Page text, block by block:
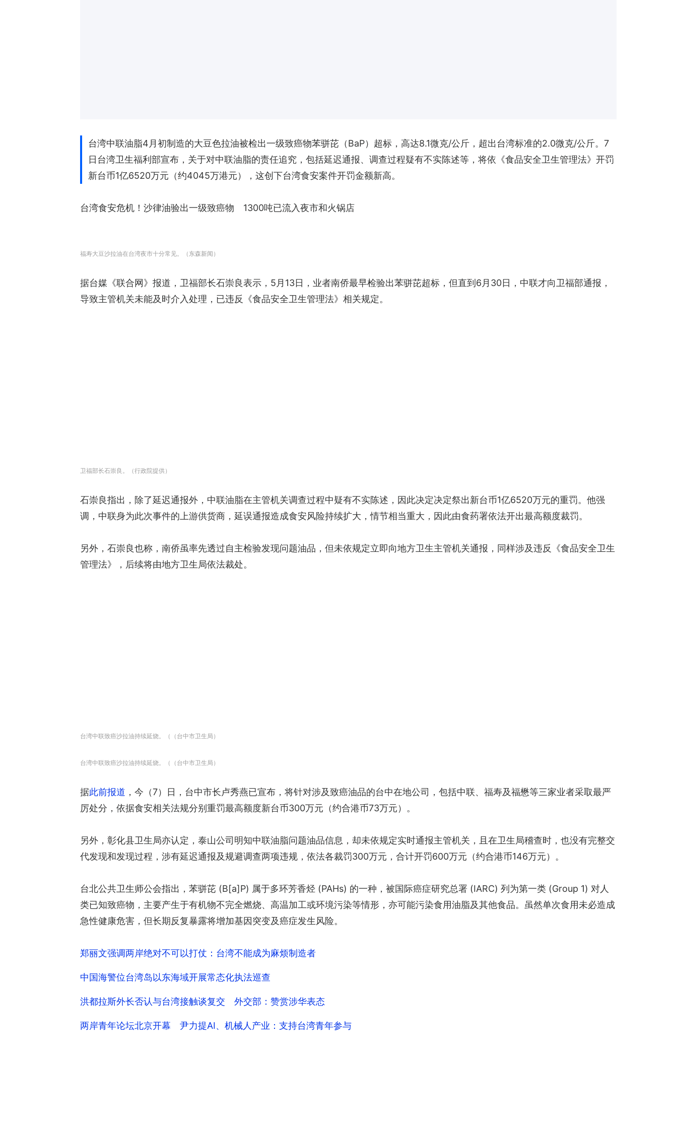
台湾中联油脂4月初制造的大豆色拉油被检出一级致癌物苯骈芘（BaP）超标，高达8.1微克/公斤，超出台湾标准的2.0微克/公斤。7
日台湾卫生福利部宣布，关于对中联油脂的责任追究，包括延迟通报、调查过程疑有不实陈述等，将依《食品安全卫生管理法》开罚
新台币1亿6520万元（约4045万港元），这创下台湾食安案件开罚金额新高。
台湾食安危机！沙律油验出一级致癌物　1300吨已流入夜市和火锅店
福寿大豆沙拉油在台湾夜市十分常见。（东森新闻）
据台媒《联合网》报道，卫福部长石崇良表示，5月13日，业者南侨最早检验出苯骈芘超标，但直到6月30日，中联才向卫福部通报，
导致主管机关未能及时介入处理，已违反《食品安全卫生管理法》相关规定。
卫福部长石崇良。（行政院提供）
石崇良指出，除了延迟通报外，中联油脂在主管机关调查过程中疑有不实陈述，因此决定决定祭出新台币1亿6520万元的重罚。他强
调，中联身为此次事件的上游供货商，延误通报造成食安风险持续扩大，情节相当重大，因此由食药署依法开出最高额度裁罚。
另外，石崇良也称，南侨虽率先透过自主检验发现问题油品，但未依规定立即向地方卫生主管机关通报，同样涉及违反《食品安全卫生
管理法》，后续将由地方卫生局依法裁处。
台湾中联致癌沙拉油持续延烧。（（台中市卫生局）
台湾中联致癌沙拉油持续延烧。（（台中市卫生局）
据此前报道 ，今（7）日，台中市长卢秀燕已宣布，将针对涉及致癌油品的台中在地公司，包括中联、福寿及福懋等三家业者采取最严
厉处分，依据食安相关法规分别重罚最高额度新台币300万元（约合港币73万元）。
另外，彰化县卫生局亦认定，泰山公司明知中联油脂问题油品信息，却未依规定实时通报主管机关，且在卫生局稽查时，也没有完整交
代发现和发现过程，涉有延迟通报及规避调查两项违规，依法各裁罚300万元，合计开罚600万元（约合港币146万元）。
台北公共卫生师公会指出，苯骈芘 (B[a]P) 属于多环芳香烃 (PAHs) 的一种，被国际癌症研究总署 (IARC) 列为第一类 (Group 1) 对人
类已知致癌物，主要产生于有机物不完全燃烧、高温加工或环境污染等情形，亦可能污染食用油脂及其他食品。虽然单次食用未必造成
急性健康危害，但长期反复暴露将增加基因突变及癌症发生风险。
郑丽文强调两岸绝对不可以打仗：台湾不能成为麻烦制造者
中国海警位台湾岛以东海域开展常态化执法巡查
洪都拉斯外长否认与台湾接触谈复交 外交部：赞赏涉华表态
两岸青年论坛北京开幕 尹力提AI、机械人产业：支持台湾青年参与